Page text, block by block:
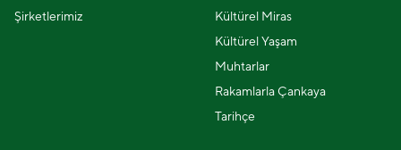
Şirketlerimiz
Kültürel Miras
Kültürel Yaşam
Muhtarlar
Rakamlarla Çankaya
Tarihçe